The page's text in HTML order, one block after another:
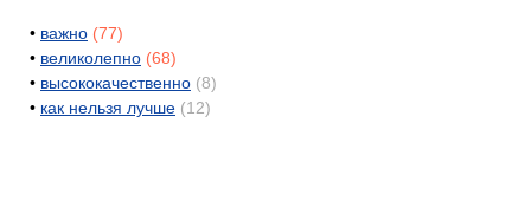
• важно (77)
• великолепно (68)
• высококачественно (8)
• как нельзя лучше (12)